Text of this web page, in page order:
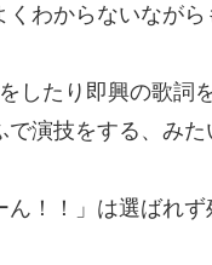
わからないながら
したり即興の歌詞
演技をする、み
！！」は選ばれず